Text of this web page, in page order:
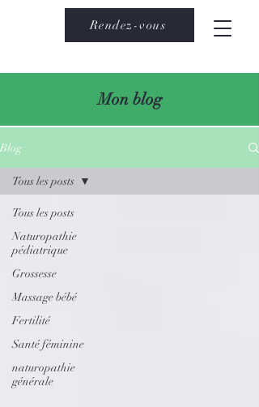
Rendez-vous
Mon blog
Blog
Tous les posts
Naturopathie
pédiatrique
Grossesse
Massage bébé
Fertilité
Santé féminine
naturopathie
générale
Tous les posts